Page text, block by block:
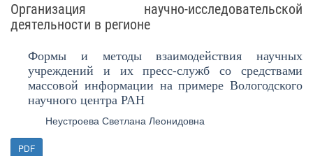
Организация научно-исследовательской
деятельности в регионе
Формы и методы взаимодействия научных
учреждений и их пресс-служб со средствами
массовой информации на примере Вологодского
научного центра РАН
Неустроева Светлана Леонидовна
PDF